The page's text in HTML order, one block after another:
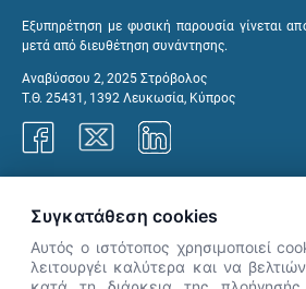
Εξυπηρέτηση με φυσική παρουσία γίνεται
μετά από διευθέτηση συνάντησης.
Αναβύσσου 2, 2025 Στρόβολος
Τ.Θ. 25431, 1392 Λευκωσία, Κύπρος
Συγκατάθεση cookies
Αυτός ο ιστότοπος χρησιμοποιεί
λειτουργέι καλύτερα και να